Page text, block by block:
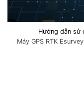
Hướng dẫn sử
Máy GPS RTK